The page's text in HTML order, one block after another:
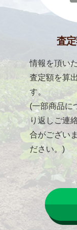
査
情報を頂い
査定額を算
す。
(一部商品に
り返しご連
合がござい
ださい。)